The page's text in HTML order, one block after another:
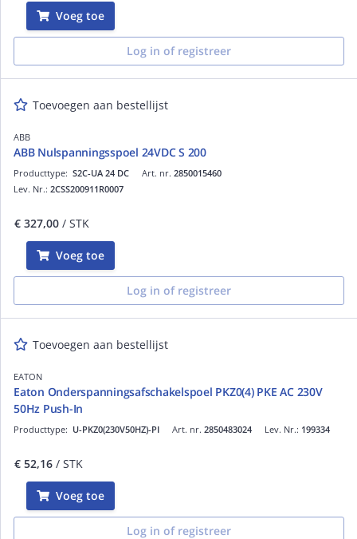
Voeg toe
Log in of registreer
Toevoegen aan bestellijst
ABB
ABB Nulspanningsspoel 24VDC S 200
Art. nr. 2850015460
Producttype: S2C-UA 24 DC
Lev. Nr.: 2CSS200911R0007
€ 327,00 / STK
Voeg toe
Log in of registreer
Toevoegen aan bestellijst
EATON
Eaton Onderspanningsafschakelspoel PKZ0(4) PKE AC 230V
50Hz Push-In
Art. nr. 2850483024
Producttype: U-PKZ0(230V50HZ)-PI Lev. Nr.: 199334
€ 52,16 / STK
Voeg toe
Log in of registreer